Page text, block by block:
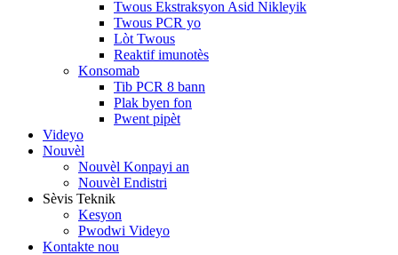
Twous Ekstraksyon Asid Nikleyik
Twous PCR yo
Lòt Twous
Reaktif imunotès
Konsomab
Tib PCR 8 bann
Plak byen fon
Pwent pipèt
Videyo
Nouvèl
Nouvèl Konpayi an
Nouvèl Endistri
Sèvis Teknik
Kesyon
Pwodwi Videyo
Kontakte nou